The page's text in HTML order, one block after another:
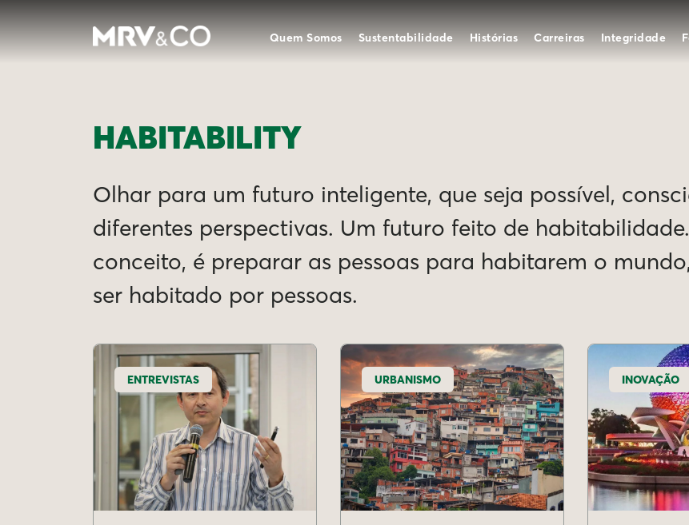
Quem Somos Sustentabilidade Histórias Carreiras Integridade
HABITABILITY
Olhar para um futuro inteligente, que seja possível,
diferentes perspectivas. Um futuro feito de
conceito, é preparar as pessoas para habitarem o
ser habitado por pessoas.
ENTREVISTAS URBANISMO INOVAÇÃO